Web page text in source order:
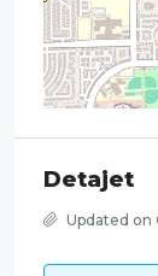
Detajet
Updated on